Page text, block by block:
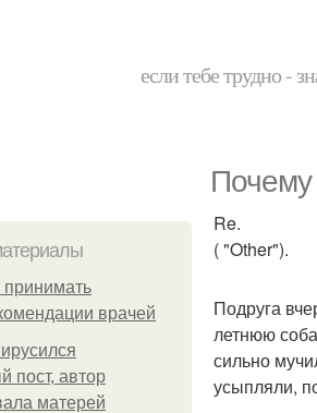
если тебе трудно -
принимать
врачей
пост, автор
матерей
Re.
( "Other").
Подруга
летнюю
сильно
усыпляли,